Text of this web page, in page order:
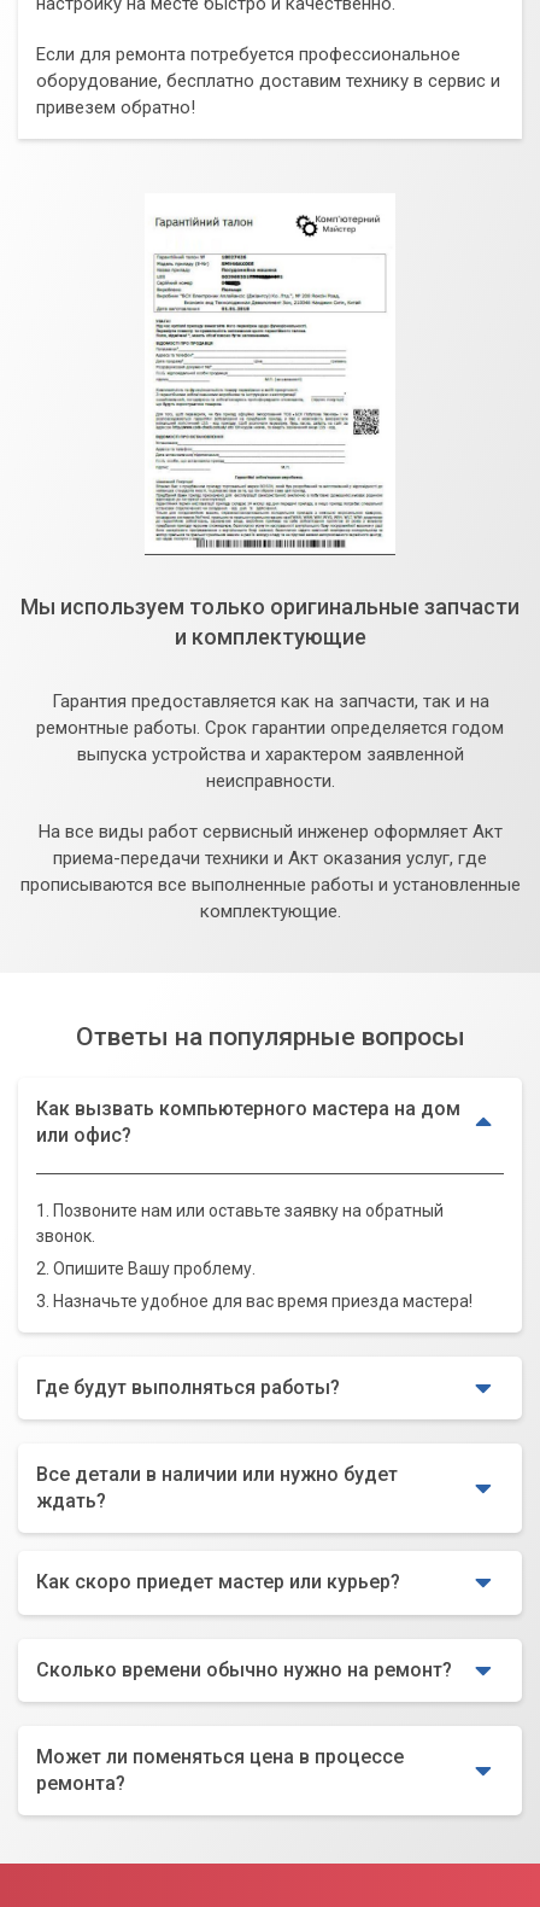
Если для ремонта потребуется профессиональное
оборудование, бесплатно доставим технику в сервис и
привезем обратно!
Мы используем только оригинальные запчасти
и комплектующие
Гарантия предоставляется как на запчасти, так и на
ремонтные работы. Срок гарантии определяется годом
выпуска устройства и характером заявленной
неисправности.
На все виды работ сервисный инженер оформляет Акт
приема-передачи техники и Акт оказания услуг, где
прописываются все выполненные работы и установленные
комплектующие.
Ответы на популярные вопросы
Как вызвать компьютерного мастера на дом
или офис?
1. Позвоните нам или оставьте заявку на обратный
звонок.
2. Опишите Вашу проблему.
3. Назначьте удобное для вас время приезда мастера!
Где будут выполняться работы?
Все детали в наличии или нужно будет
ждать?
Как скоро приедет мастер или курьер?
Сколько времени обычно нужно на ремонт?
Может ли поменяться цена в процессе
ремонта?